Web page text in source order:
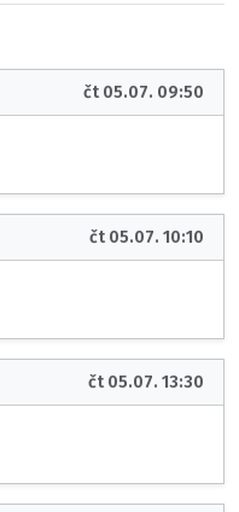
čt 05.07. 09:50
čt 05.07. 10:10
čt 05.07. 13:30